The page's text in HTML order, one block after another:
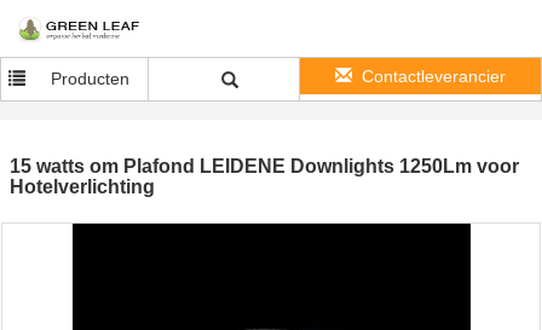
Producten Contactleverancier
15 watts om Plafond LEIDENE Downlights 1250Lm voor
Hotelverlichting